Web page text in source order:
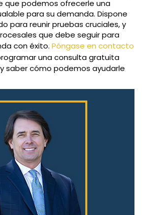
que podemos ofrecerle una
para su demanda. Dispone
para reunir pruebas cruciales, y
que debe seguir para
con éxito. Póngase en contacto
una consulta gratuita
saber cómo podemos ayudarle